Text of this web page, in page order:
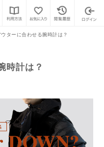
ターに合わせる腕時計は？
時計は？